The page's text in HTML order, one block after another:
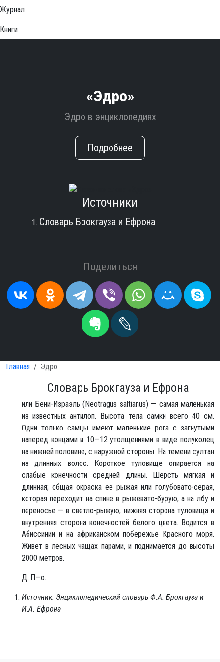
Журнал
Книги
«Эдро»
Эдро в энциклопедиях
Подробнее
Источники
Словарь Брокгауза и Ефрона
Поделиться
Главная Эдро
Словарь Брокгауза и Ефрона
или Бени-Израэль (Neotragus saltianus) — самая маленькая
из известных антилоп. Высота тела самки всего 40 см.
Одни только самцы имеют маленькие рога с загнутыми
наперед концами и 10—12 утолщениями в виде полуколец
на нижней половине, с наружной стороны. На темени султан
из длинных волос. Короткое туловище опирается на
слабые конечности средней длины. Шерсть мягкая и
длинная; общая окраска ее рыжая или голубовато-серая,
которая переходит на спине в рыжевато-бурую, а на лбу и
переносье — в светло-рыжую; нижняя сторона туловища и
внутренняя сторона конечностей белого цвета. Водится в
Абиссинии и на африканском побережье Красного моря.
Живет в лесных чащах парами, и поднимается до высоты
2000 метров.
Д. П—о.
Источник: Энциклопедический словарь Ф.А. Брокгауза и
И.А. Ефрона